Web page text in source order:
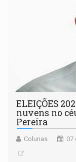
ELEIÇÕES
nuvens no
Pereira
Colunas 07